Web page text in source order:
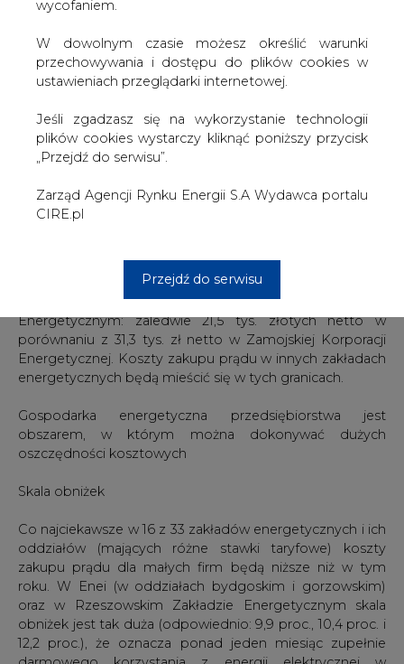
W 2007 roku w grupie C11 (w analizowanym przypadku)
Energetycznym: zaledwie 21,5 tys. złotych netto w
porównaniu z 31,3 tys. zł netto w Zamojskiej Korporacji
Energetycznej. Koszty zakupu prądu w innych zakładach
Gospodarka energetyczna przedsiębiorstwa jest
obszarem, w którym można dokonywać dużych
Skala obniżek
oddziałów (mających różne stawki taryfowe) koszty
oraz w Rzeszowskim Zakładzie Energetycznym skala
obniżek jest tak duża (odpowiednio: 9,9 proc., 10,4 proc. i
12,2 proc.), że oznacza ponad jeden miesiąc zupełnie
darmowego korzystania z energii elektrycznej w
porównaniu z obecnym rokiem. Na drugim biegunie
zmian kosztów zakupu prądu są klienci Energi w
oddziałach w Toruniu i Olsztynie oraz Zakładu
Energetycznego Warszawa-Teren. Tam podwyżki będą
maksymalne (tj. po 5,1 proc.). W komunikacie wydanym
danych podane jest, że wzrost kosztów zakupu prądu w
ZEW-T wyniesie 11,32 proc. Skąd rozbieżność z naszą
analizą? Najprawdopodobniej obliczenia urzędu zostały
przeprowadzone dla średniego zużycia energii dla
klientów ZEW-T, która jest inna od przykładowej
wielkości wykorzystanej w analizie GP.
Jedną z przyczyn wzrostu cen energii, jak czytamy w